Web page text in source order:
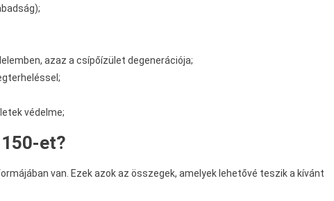
azaz a csípőízület degenerációja;
védelme;
et?
van. Ezek azok az összegek, amelyek lehetővé teszik a kívánt